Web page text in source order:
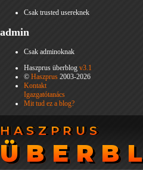
Csak trusted usereknek
admin
Csak adminoknak
Haszprus überblog v3.1
© Haszprus 2003-2026
Kontakt
Igazgatótanács
Mit tud ez a blog?
HASZPRUS
HASZPRUS